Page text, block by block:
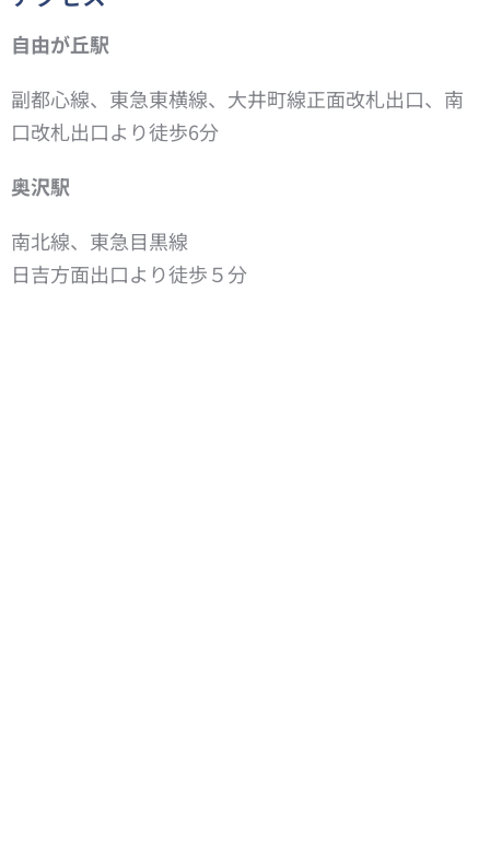
自由が丘駅
副都心線、東急東横線、大井町線正面改札出口、南
口改札出口より徒歩6分
奥沢駅
南北線、東急目黒線
日吉方面出口より徒歩５分